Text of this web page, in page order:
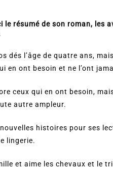
le résumé de son roman, les
dés l’âge de quatre ans,
en ont besoin et ne l’ont
ceux qui en ont besoin,
autre ampleur.
histoires pour ses
lingerie.
et aime les chevaux et le